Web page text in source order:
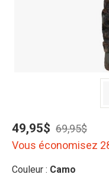
49,95$ 69,95$
Vous économisez
Couleur : Camo